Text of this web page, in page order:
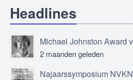
Headlines
2 maanden geleden
Najaarssymposium NVKN